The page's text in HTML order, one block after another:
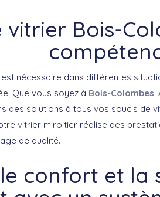
vitrier Bois-
est nécessaire dans différentes
Que vous soyez à Bois-Colombes,
des solutions à tous vos soucis de
vitrier miroitier réalise des
de qualité.
confort et la